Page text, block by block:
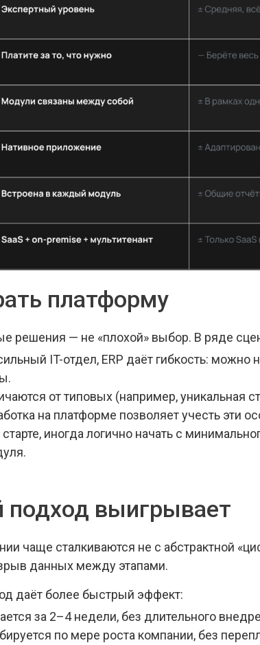
платформу
решения — не «плохой» выбор. В ряде
IT-отдел, ERP даёт гибкость: можно
от типовых (например, уникальная
на платформе позволяет учесть эти
иногда логично начать с
подход выигрывает
чаще сталкиваются не с абстрактной
данных между этапами.
даёт более быстрый эффект:
за 2–4 недели, без длительного
по мере роста компании, без